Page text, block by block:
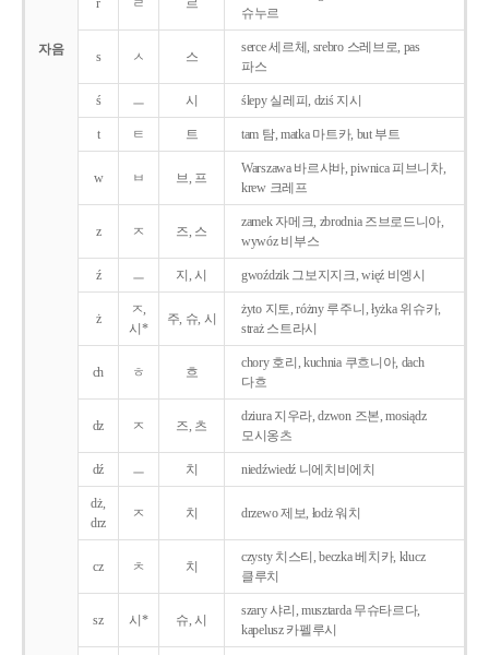
자음
r ㄹ 르
슈누르
s ㅅ 스
serce 세르체, srebro 스레브로, pas
파스
ś ㅡ 시 ślepy 실레피, dziś 지시
t ㅌ 트 tam 탐, matka 마트카, but 부트
w ㅂ 브, 프
Warszawa 바르샤바, piwnica 피브니차,
krew 크레프
z ㅈ 즈, 스
zamek 자메크, zbrodnia 즈브로드니아,
wywóz 비부스
ź ㅡ 지, 시 gwoździk 그보지지크, więź 비엥시
ż
ㅈ,
시*
주, 슈, 시
żyto 지토, różny 루주니, łyżka 위슈카,
straż 스트라시
ch ㅎ 흐
chory 호리, kuchnia 쿠흐니아, dach
다흐
dz ㅈ 즈, 츠
dziura 지우라, dzwon 즈본, mosiądz
모시옹츠
dź ㅡ 치 niedźwiedź 니에치비에치
dż,
drz
ㅈ 치 drzewo 제보, łodż 워치
cz ㅊ 치
czysty 치스티, beczka 베치카, klucz
클루치
sz 시* 슈, 시
szary 샤리, musztarda 무슈타르다,
kapelusz 카펠루시